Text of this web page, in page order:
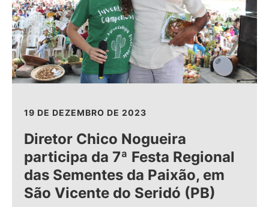
19 DE DEZEMBRO DE 2023
Diretor Chico Nogueira
participa da 7ª Festa Regional
das Sementes da Paixão, em
São Vicente do Seridó (PB)